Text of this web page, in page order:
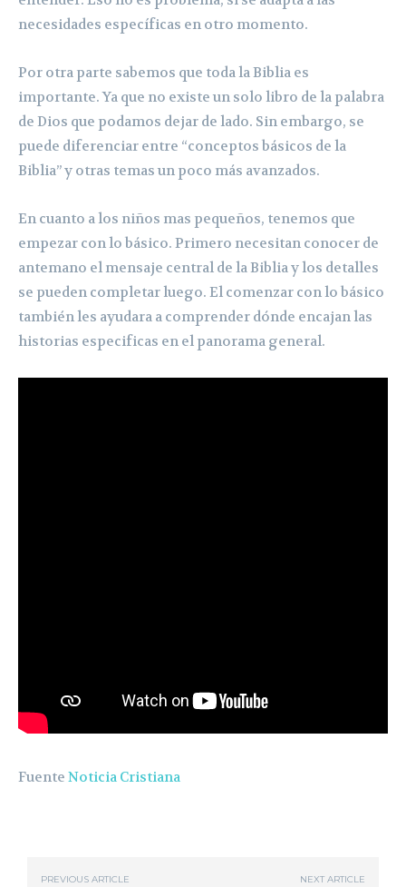
necesidades específicas en otro momento.
Por otra parte sabemos que toda la Biblia es
importante. Ya que no existe un solo libro de la palabra
de Dios que podamos dejar de lado. Sin embargo, se
puede diferenciar entre “conceptos básicos de la
Biblia” y otras temas un poco más avanzados.
En cuanto a los niños mas pequeños, tenemos que
empezar con lo básico. Primero necesitan conocer de
antemano el mensaje central de la Biblia y los detalles
se pueden completar luego. El comenzar con lo básico
también les ayudara a comprender dónde encajan las
historias especificas en el panorama general.
Fuente Noticia Cristiana
PREVIOUS ARTICLE NEXT ARTICLE